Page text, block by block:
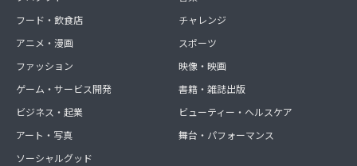
フード・飲食店
アニメ・漫画
ファッション
ゲーム・サービス開発
ビジネス・起業
アート・写真
ソーシャルグッド
チャレンジ
スポーツ
映像・映画
書籍・雑誌出版
ビューティー・ヘルスケア
舞台・パフォーマンス